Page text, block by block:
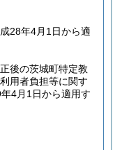
28年4月1日から適
後の茨城町特定教
用者負担等に関す
4月1日から適用す